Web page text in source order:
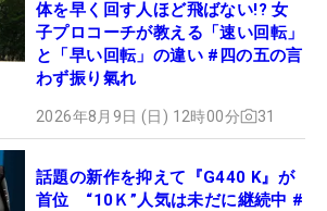
体を早く回す人ほど飛ばない!? 女
子プロコーチが教える「速い回転」
と「早い回転」の違い #四の五の言
わず振り氣れ
2026年8月9日 (日) 12時00分 31
話題の新作を抑えて『G440 K』が
首位 “10Ｋ”人気は未だに継続中 #